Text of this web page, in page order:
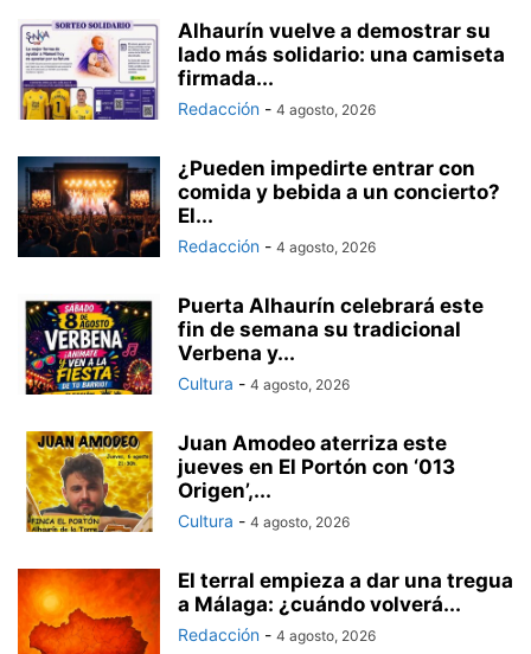
Alhaurín vuelve a demostrar su
lado más solidario: una camiseta
firmada...
Redacción - 4 agosto, 2026
¿Pueden impedirte entrar con
comida y bebida a un concierto?
El...
Redacción - 4 agosto, 2026
Puerta Alhaurín celebrará este
fin de semana su tradicional
Verbena y...
Cultura - 4 agosto, 2026
Juan Amodeo aterriza este
jueves en El Portón con ‘013
Origen’,...
Cultura - 4 agosto, 2026
El terral empieza a dar una tregua
a Málaga: ¿cuándo volverá...
Redacción - 4 agosto, 2026